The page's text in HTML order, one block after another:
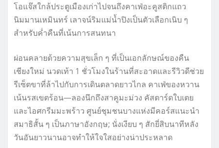
โอแจ๊สใกล้ประตูเมืองเก่าไปจนถึงคาเฟ่อะคูสติกแถว
นิมมานเหมินทร์ เลาจน์ริมแม่น้ำปิงเป็นตัวเลือกเนิบ ๆ
สำหรับค่ำคืนที่เน้นการสนทนา
ผ่อนคลายด้วยความสุขเล็ก ๆ ที่เป็นเอกลักษณ์ของคืน
เชียงใหม่ นวดเท้า 1 ชั่วโมงในร้านที่สะอาดและรีวิวดีช่วย
รีเซ็ตขาที่ล้าไปกับการเดินตลาดยาวไกล คาเฟ่ของหวาน
เน้นรสเขตร้อน—ลองนึกถึงสาคูมะม่วง คัสตาร์ดใบเตย
และไอศกรีมมะพร้าว ศูนย์ชุมชนบางแห่งมีคอร์สแนะนำ
สมาธิสั้น ๆ เป็นภาษาอังกฤษ; นั่งเงียบ ๆ สักยี่สิบนาทีหลัง
วันอันยาวนานอาจทำให้ใจใสอย่างน่าประหลาด